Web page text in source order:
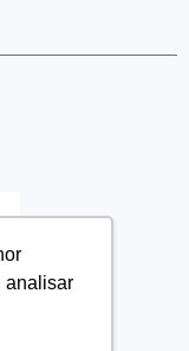
analisar